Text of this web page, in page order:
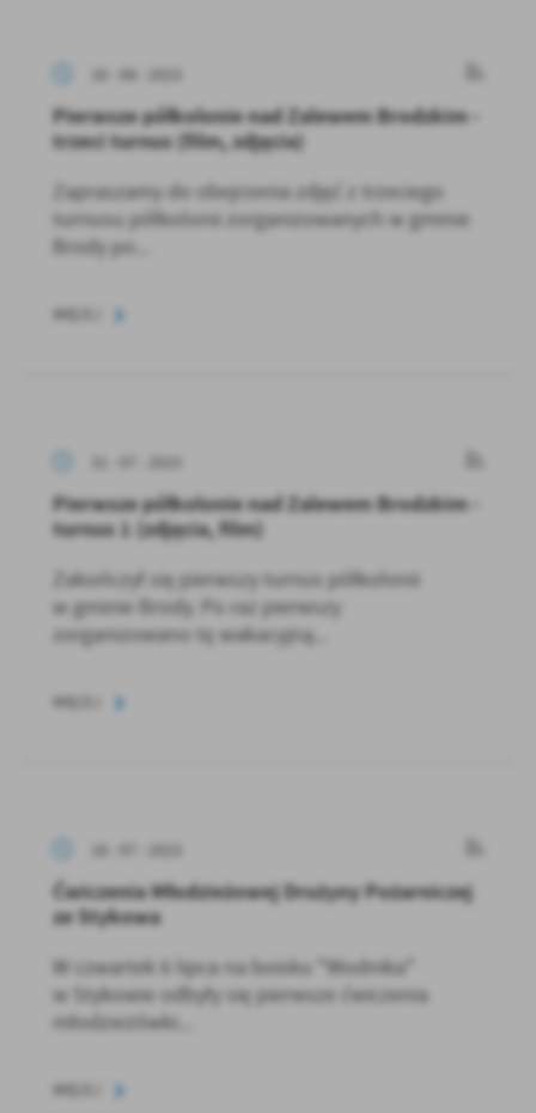
Pierwsze półkolonie nad Zalewem Brodzkim -
trzeci turnus (film, zdjęcia)
Zapraszamy do obejrzenia zdjęć z trzeciego
turnusu półkolonii zorganizowanych w gminie
Brody po...
Pierwsze półkolonie nad Zalewem Brodzkim -
turnus 1 (zdjęcia, film)
Zakończył się pierwszy turnus półkolonii
w gminie Brody. Po raz pierwszy
zorganizowano tę wakacyjną...
Ćwiczenia Młodzieżowej Drużyny Pożarniczej
ze Stykowa
W czwartek 6 lipca na boisku "Wodnika"
w Stykowie odbyły się pierwsze ćwiczenia
młodzieżówki...